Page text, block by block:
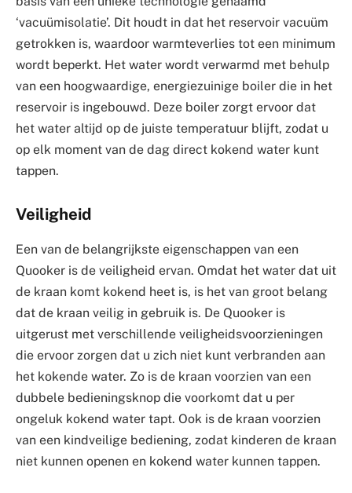
‘vacuümisolatie’. Dit houdt in dat het reservoir vacuüm
getrokken is, waardoor warmteverlies tot een minimum
wordt beperkt. Het water wordt verwarmd met behulp
van een hoogwaardige, energiezuinige boiler die in het
reservoir is ingebouwd. Deze boiler zorgt ervoor dat
het water altijd op de juiste temperatuur blijft, zodat u
op elk moment van de dag direct kokend water kunt
tappen.
Veiligheid
Een van de belangrijkste eigenschappen van een
Quooker is de veiligheid ervan. Omdat het water dat uit
de kraan komt kokend heet is, is het van groot belang
dat de kraan veilig in gebruik is. De Quooker is
uitgerust met verschillende veiligheidsvoorzieningen
die ervoor zorgen dat u zich niet kunt verbranden aan
het kokende water. Zo is de kraan voorzien van een
dubbele bedieningsknop die voorkomt dat u per
ongeluk kokend water tapt. Ook is de kraan voorzien
van een kindveilige bediening, zodat kinderen de kraan
niet kunnen openen en kokend water kunnen tappen.